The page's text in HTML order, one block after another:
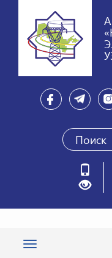
Toggle